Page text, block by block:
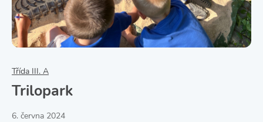
Třída III. A
Trilopark
6. června 2024